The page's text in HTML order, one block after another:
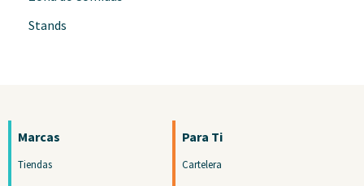
Stands
Marcas
Tiendas
Para Ti
Cartelera